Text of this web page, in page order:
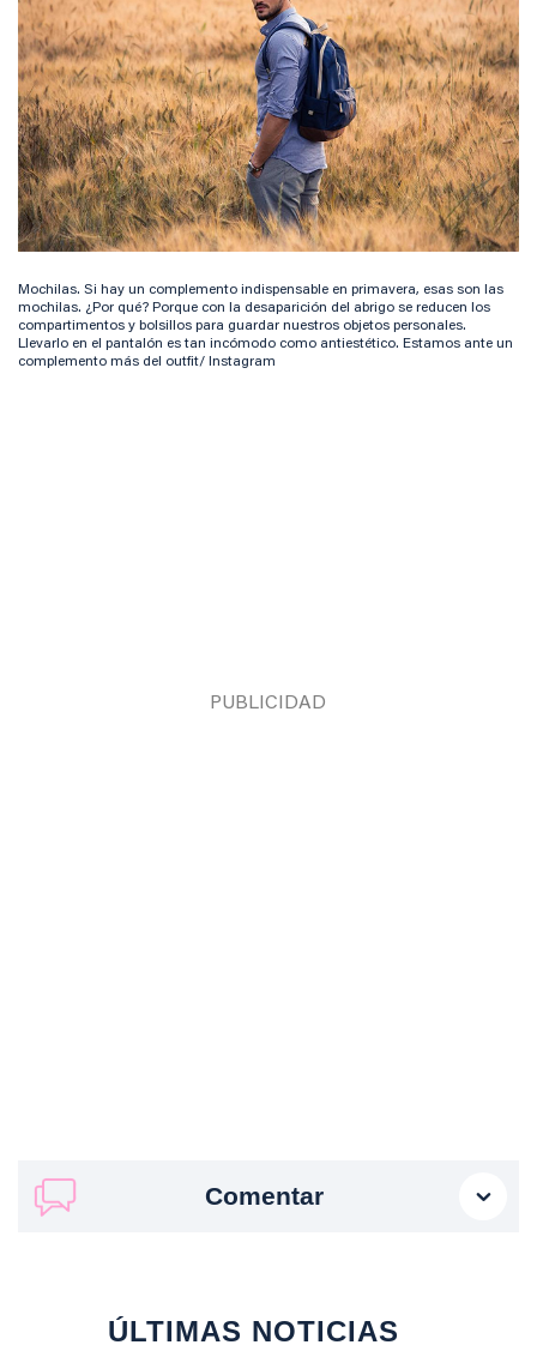
Mochilas. Si hay un complemento indispensable en primavera, esas son las
mochilas. ¿Por qué? Porque con la desaparición del abrigo se reducen los
compartimentos y bolsillos para guardar nuestros objetos personales.
Llevarlo en el pantalón es tan incómodo como antiestético. Estamos ante un
complemento más del outfit/ Instagram
Comentar
ÚLTIMAS NOTICIAS